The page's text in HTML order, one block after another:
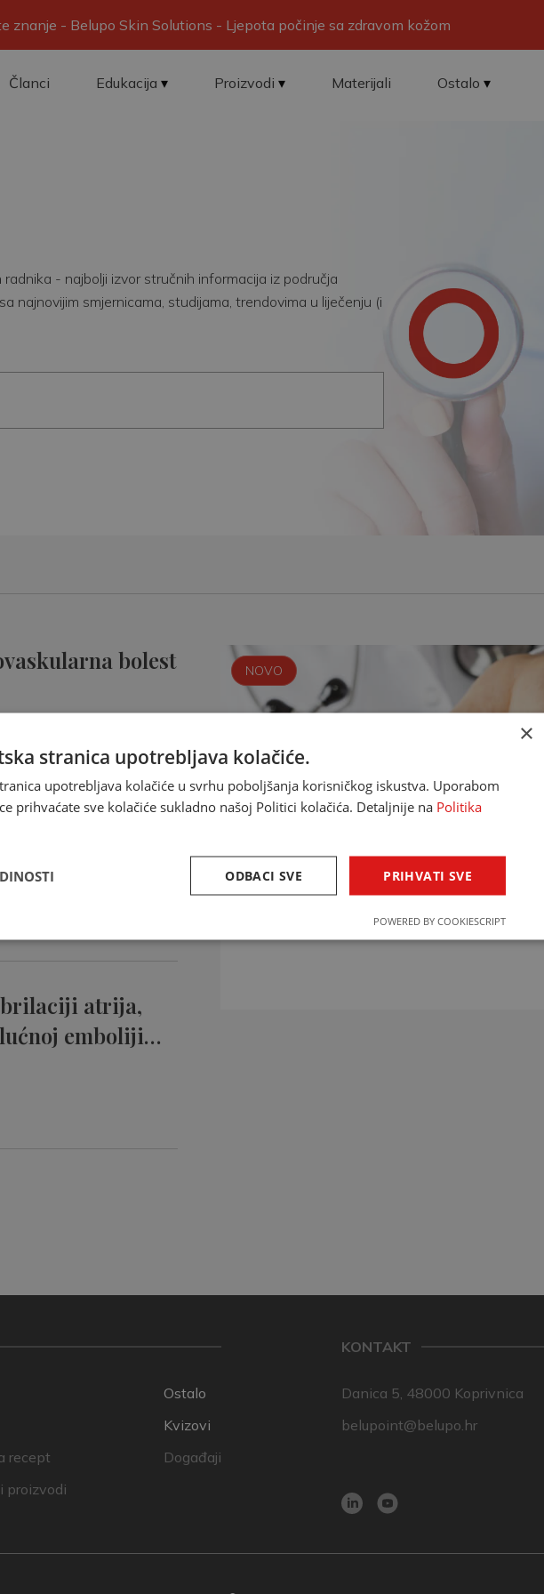
znanje - Belupo Skin Solutions - Ljepota počinje sa zdravom kožom
Članci Edukacija Proizvodi Materijali Ostalo
- najbolji izvor stručnih informacija iz područja
najnovijim smjernicama, studijama, trendovima u liječenju (i
bolest
atrija,
emboliji…
NOVO
INTERAKCIJE LIJEKOVA
Provjerite interakcije lijekova u svega par klikova!
recept
proizvodi
Ostalo
Kvizovi
Događaji
KONTAKT
Danica 5, 48000 Koprivnica
belupoint@belupo.hr
×
stranica upotrebljava kolačiće.
upotrebljava kolačiće u svrhu poboljšanja korisničkog iskustva. Uporabom
prihvaćate sve kolačiće sukladno našoj Politici kolačića. Detaljnije na Politika
PRIHVATI SVE
ODBACI SVE
POWERED BY COOKIESCRIPT